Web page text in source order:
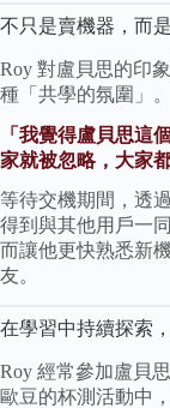
不只是賣機器，而
Roy 對盧貝思的印
種「共學的氛圍」。
「我覺得盧貝思這
家就被忽略，大家
等待交機期間，透
得到與其他用戶一
而讓他更快熟悉新
友。
在學習中持續探索
Roy 經常參加盧貝
歐豆的杯測活動中